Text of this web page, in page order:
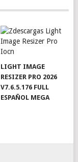
LIGHT IMAGE
RESIZER PRO 2026
V7.6.5.176 FULL
ESPAÑOL MEGA